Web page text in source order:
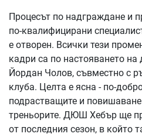
Процесът по надграждане и
по-квалифицирани
е отворен. Всички тези
кадри са по настояването
Йордан Чолов, съвместно с
клуба. Целта е ясна - по-
подрастващите и
треньорите. ДЮШ Хебър ще
от последния сезон, в който